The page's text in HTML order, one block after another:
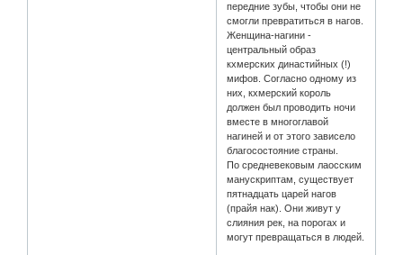
передние зубы, чтобы они не
смогли превратиться в нагов.
Женщина-нагини -
центральный образ
кхмерских династийных (!)
мифов. Согласно одному из
них, кхмерский король
должен был проводить ночи
вместе в многоглавой
нагиней и от этого зависело
благосостояние страны.
По средневековым лаосским
манускриптам, существует
пятнадцать царей нагов
(прайя нак). Они живут у
слияния рек, на порогах и
могут превращаться в людей.